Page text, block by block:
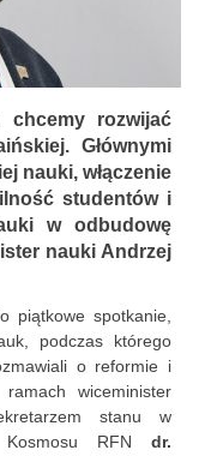
rozwijać
Głównymi
nauki, włączenie
studentów i
w odbudowę
nauki Andrzej
piątkowe spotkanie,
podczas którego
o reformie i
wiceminister
stanu w
Kosmosu RFN dr.